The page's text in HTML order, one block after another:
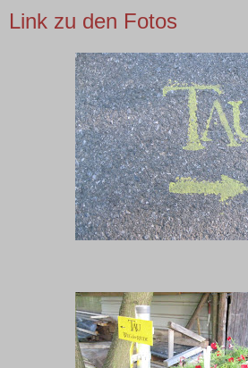
Link zu den Fotos